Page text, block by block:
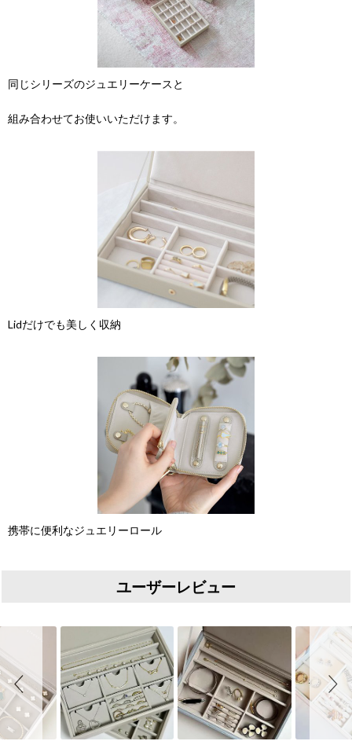
同じシリーズのジュエリーケースと
組み合わせてお使いいただけます。
Lidだけでも美しく収納
携帯に便利なジュエリーロール
ユーザーレビュー
Slide controls